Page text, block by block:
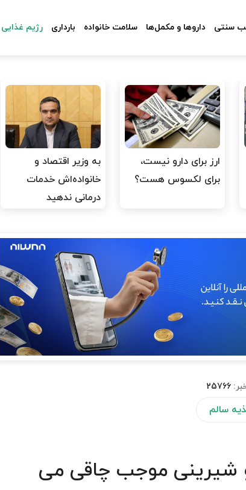
سنتی داروها و مکمل‌ها سلامت خانواده بارداری رژیم غذایی
ارز برای دارو نیست،
برای لکسوس هست؟
به وزیر اقتصاد و
خانواده‌اش خدمات
درمانی ندهید
25766
سالم
شیرینی موجب چاقی می